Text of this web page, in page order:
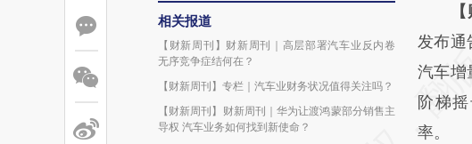
相关报道
【财新周刊】财新周刊｜高层部署汽车业反内卷
无序竞争症结何在？
【财新周刊】专栏｜汽车业财务状况值得关注吗？
【财新周刊】财新周刊｜华为让渡鸿蒙部分销售主
导权 汽车业务如何找到新使命？
请务
AI
成，可
发布
汽车增
阶梯
率。